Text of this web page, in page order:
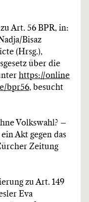
Art. 56 BPR, in:
Bisaz
(Hrsg.),
über die
https://online
bpr56, besucht
Volkswahl? –
Akt gegen das
Zeitung
zu Art. 149
Eva